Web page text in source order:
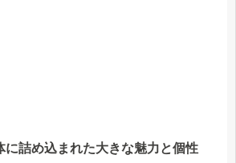
に詰め込まれた大きな魅力と個性